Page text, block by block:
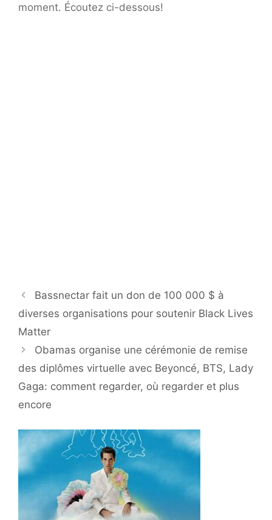
moment. Écoutez ci-dessous!
Bassnectar fait un don de 100 000 $ à
diverses organisations pour soutenir Black Lives
Matter
Obamas organise une cérémonie de remise
des diplômes virtuelle avec Beyoncé, BTS, Lady
Gaga: comment regarder, où regarder et plus
encore